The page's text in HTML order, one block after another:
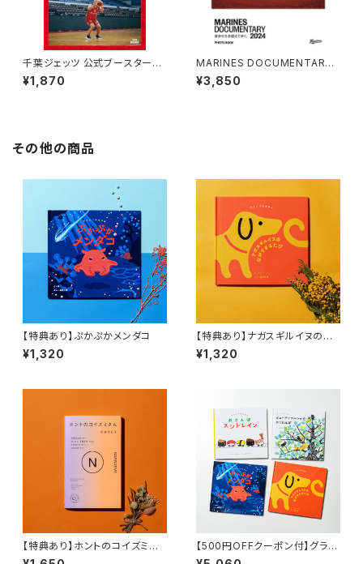
千葉ジェッツ 公式ブースターブ
ック 2023-24
¥1,870
MARINES DOCUMENTARY
2024 自分たちを超えてゆく。 P
HOTO BOOK
¥3,850
その他の商品
【特典あり】ぷかぷかメンダコ
¥1,320
【特典あり】ナガスギルイヌのな
がすぎるたび
¥1,320
【特典あり】ホントのコイズミさ
ん NARRATIVE
【500円OFFクーポン付】グラニ
フのえほんセット